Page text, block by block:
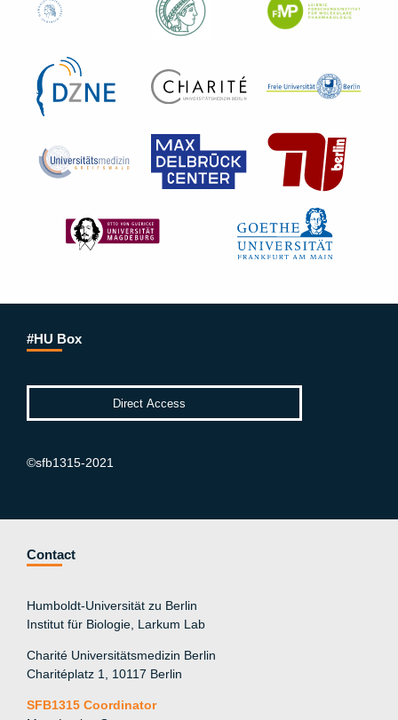
#HU Box
©sfb1315-2021
Contact
Humboldt-Universität zu Berlin
Institut für Biologie, Larkum Lab
Charité Universitätsmedizin Berlin
Charitéplatz 1, 10117 Berlin
SFB1315 Coordinator